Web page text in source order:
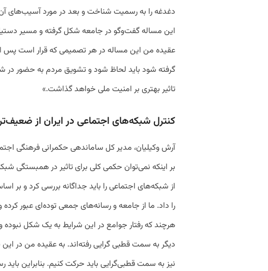
دغدغه را به رسمیت شناخت و بعد در مورد آسیب‌های
این مساله گفت‌وگو در جامعه شکل گرفته و مسیر
عقیده من این مساله در هر تصمیمی که قرار است پس
گرفته شود باید لحاظ شود و تشویق مردم به حضور در
تاثیر بهتری بر امنیت ملی خواهد گذاشت.»
کنترل شبکه‌های اجتماعی در ایران از
آرش وکیلیان، مدیر کل ساماندهی حکمرانی فرهنگی
بر اینکه نمی‌توان حکمی کلی برای تاثیر در همبستگی
از شبکه‌های اجتماعی را باید جداگانه بررسی کرد و بر
را داد. ما از جامعه و رسانه‌های جمعی توده‌ای عبور
هرچند که رفتار جوامع در این شرایط به یک شکل
دیگر به سمت قطبی گرایی رفته‌اند. به عقیده من در
نیز به سمت قطبی‌گرایی باید حرکت کنیم. بنابراین باید